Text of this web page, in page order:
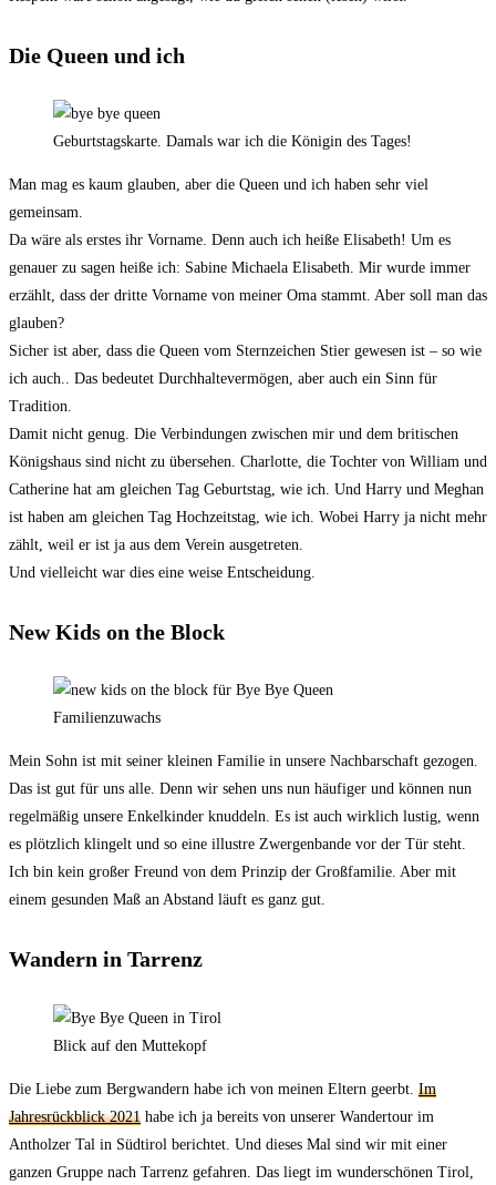
Die Queen und ich
Geburtstagskarte. Damals war ich die Königin des Tages!
Man mag es kaum glauben, aber die Queen und ich haben sehr viel
gemeinsam.
Da wäre als erstes ihr Vorname. Denn auch ich heiße Elisabeth! Um es
genauer zu sagen heiße ich: Sabine Michaela Elisabeth. Mir wurde immer
erzählt, dass der dritte Vorname von meiner Oma stammt. Aber soll man das
glauben?
Sicher ist aber, dass die Queen vom Sternzeichen Stier gewesen ist – so wie
ich auch.. Das bedeutet Durchhaltevermögen, aber auch ein Sinn für
Tradition.
Damit nicht genug. Die Verbindungen zwischen mir und dem britischen
Königshaus sind nicht zu übersehen. Charlotte, die Tochter von William und
Catherine hat am gleichen Tag Geburtstag, wie ich. Und Harry und Meghan
ist haben am gleichen Tag Hochzeitstag, wie ich. Wobei Harry ja nicht mehr
zählt, weil er ist ja aus dem Verein ausgetreten.
Und vielleicht war dies eine weise Entscheidung.
New Kids on the Block
Familienzuwachs
Mein Sohn ist mit seiner kleinen Familie in unsere Nachbarschaft gezogen.
Das ist gut für uns alle. Denn wir sehen uns nun häufiger und können nun
regelmäßig unsere Enkelkinder knuddeln. Es ist auch wirklich lustig, wenn
es plötzlich klingelt und so eine illustre Zwergenbande vor der Tür steht.
Ich bin kein großer Freund von dem Prinzip der Großfamilie. Aber mit
einem gesunden Maß an Abstand läuft es ganz gut.
Wandern in Tarrenz
Blick auf den Muttekopf
Die Liebe zum Bergwandern habe ich von meinen Eltern geerbt. Im
Jahresrückblick 2021 habe ich ja bereits von unserer Wandertour im
Antholzer Tal in Südtirol berichtet. Und dieses Mal sind wir mit einer
ganzen Gruppe nach Tarrenz gefahren. Das liegt im wunderschönen Tirol,